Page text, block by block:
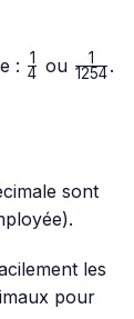
: \frac{1}
4
1 ou \frac{1}
1254
1 .
sont
les
pour